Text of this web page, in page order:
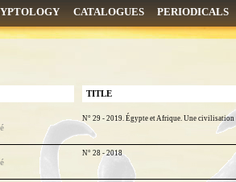
CATALOGUES PERIODICALS
TITLE
N° 29 - 2019. Égypte et Afrique. Une civilisation
N° 28 - 2018